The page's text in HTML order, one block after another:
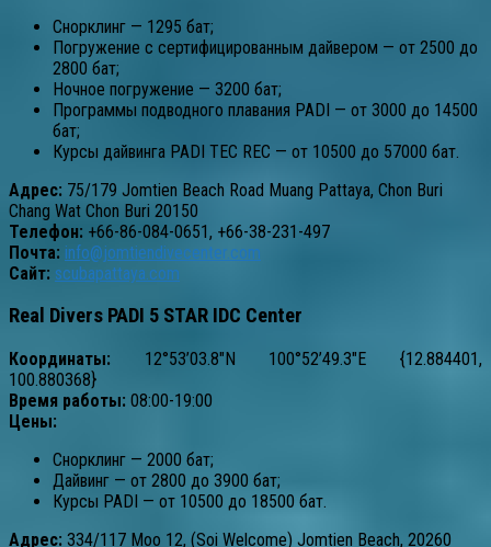
Снорклинг — 1295 бат;
Погружение с сертифицированным дайвером — от 2500 до
2800 бат;
Ночное погружение — 3200 бат;
Программы подводного плавания PADI — от 3000 до 14500
бат;
Курсы дайвинга PADI TEC REC — от 10500 до 57000 бат.
Адрес: 75/179 Jomtien Beach Road Muang Pattaya, Chon Buri
Chang Wat Chon Buri 20150
Телефон: +66-86-084-0651, +66-38-231-497
Почта: info@jomtiendivecenter.com
Сайт: scubapattaya.com
Real Divers PADI 5 STAR IDC Center
Координаты: 12°53’03.8″N 100°52’49.3″E {12.884401,
100.880368}
Время работы: 08:00-19:00
Цены:
Снорклинг — 2000 бат;
Дайвинг — от 2800 до 3900 бат;
Курсы PADI — от 10500 до 18500 бат.
Адрес: 334/117 Moo 12, (Soi Welcome) Jomtien Beach, 20260